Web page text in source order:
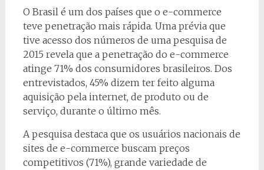
O Brasil é um dos países que o e-commerce
teve penetração mais rápida. Uma prévia que
tive acesso dos números de uma pesquisa de
2015 revela que a penetração do e-commerce
atinge 71% dos consumidores brasileiros. Dos
entrevistados, 45% dizem ter feito alguma
aquisição pela internet, de produto ou de
serviço, durante o último mês.
A pesquisa destaca que os usuários nacionais de
sites de e-commerce buscam preços
competitivos (71%), grande variedade de